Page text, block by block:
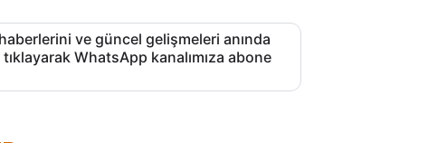
ve güncel gelişmeleri anında
WhatsApp kanalımıza abone